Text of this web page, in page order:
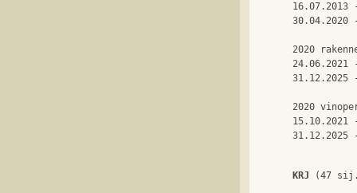
2020
2020
KRJ (47